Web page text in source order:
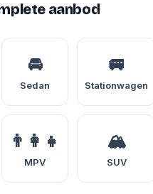
aanbod
🚘
Sedan
🚐
Stationwagen
👨‍👩‍👧
MPV
🏔️
SUV